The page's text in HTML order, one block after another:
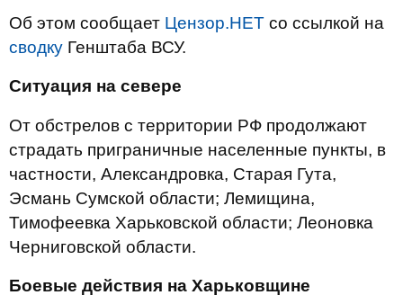
Об этом сообщает Цензор.НЕТ со ссылкой на
сводку Генштаба ВСУ.
Ситуация на севере
От обстрелов с территории РФ продолжают
страдать приграничные населенные пункты, в
частности, Александровка, Старая Гута,
Эсмань Сумской области; Лемищина,
Тимофеевка Харьковской области; Леоновка
Черниговской области.
Боевые действия на Харьковщине